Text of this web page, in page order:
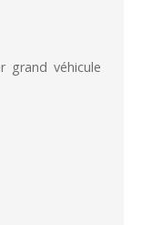
grand véhicule